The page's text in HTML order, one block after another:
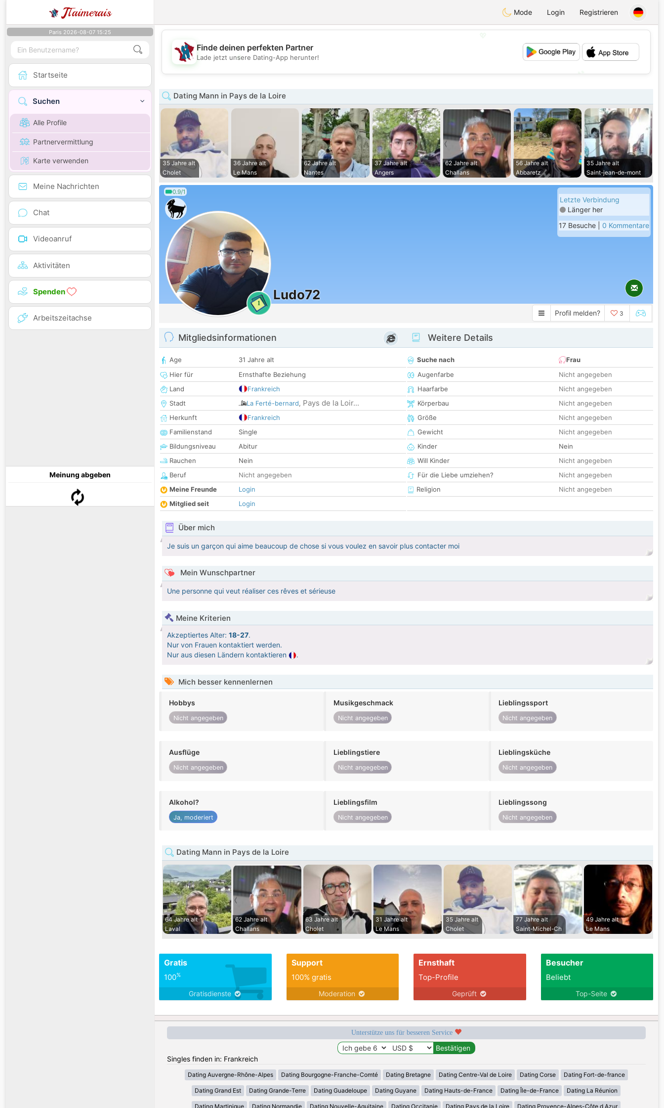
JTaimerais Mode Login Registrieren
Paris 2026-08-07 15:25
Startseite
Suchen
Alle Profile
Partnervermittlung
Karte verwenden
Meine Nachrichten
Chat
Videoanruf
Aktivitäten
Spenden
Arbeitszeitachse
Meinung abgeben
💖
💕
Finde deinen perfekten Partner
Lade jetzt unsere Dating-App herunter!
Dating Mann in Pays de la Loire
35 Jahre alt
Cholet
36 Jahre alt
Le Mans
62 Jahre alt
Nantes
37 Jahre alt
Angers
62 Jahre alt
Challans
56 Jahre alt
Abbaretz
35 Jahre alt
Saint-jean-de-mont
0.9/1
1
Ludo72
Letzte Verbindung
Länger her
17 Besuche | 0 Kommentare
Profil melden? 3
Mitgliedsinformationen
Age
31 Jahre alt
Hier für
Ernsthafte Beziehung
Land
Frankreich
Stadt
La Ferté-bernard, Pays de la Loir...
Herkunft
Frankreich
Familienstand
Single
Bildungsniveau
Abitur
Rauchen
Nein
Beruf
Nicht angegeben
Meine Freunde
Login
Mitglied seit
Login
Weitere Details
Suche nach
Frau
Augenfarbe
Nicht angegeben
Haarfarbe
Nicht angegeben
Körperbau
Nicht angegeben
Größe
Nicht angegeben
Gewicht
Nicht angegeben
Kinder
Nein
Will Kinder
Nicht angegeben
Für die Liebe umziehen?
Nicht angegeben
Religion
Nicht angegeben
Über mich
Je suis un garçon qui aime beaucoup de chose si vous voulez en savoir plus contacter moi
Mein Wunschpartner
Une personne qui veut réaliser ces rêves et sérieuse
Meine Kriterien
Akzeptiertes Alter: 18-27.
Nur von Frauen kontaktiert werden.
Nur aus diesen Ländern kontaktieren
.
Mich besser kennenlernen
Hobbys
Nicht angegeben
Musikgeschmack
Nicht angegeben
Lieblingssport
Nicht angegeben
Ausflüge
Nicht angegeben
Lieblingstiere
Nicht angegeben
Lieblingsküche
Nicht angegeben
Alkohol?
Ja, moderiert
Lieblingsfilm
Nicht angegeben
Lieblingssong
Nicht angegeben
Dating Mann in Pays de la Loire
64 Jahre alt
Laval
62 Jahre alt
Challans
63 Jahre alt
Cholet
31 Jahre alt
Le Mans
35 Jahre alt
Cholet
77 Jahre alt
Saint-Michel-Ch
49 Jahre alt
Le Mans
Gratis
100%
Gratisdienste
Support
100% gratis
Moderation
Ernsthaft
Top-Profile
Geprüft
Besucher
Beliebt
Top-Seite
Unterstütze uns für besseren Service
Singles finden in: Frankreich
Dating Auvergne-Rhône-Alpes Dating Bourgogne-Franche-Comté Dating Bretagne Dating Centre-Val de Loire Dating Corse Dating Fort-de-france
Dating Grand Est Dating Grande-Terre Dating Guadeloupe Dating Guyane Dating Hauts-de-France Dating Île-de-France Dating La Réunion
Dating Martinique Dating Normandie Dating Nouvelle-Aquitaine Dating Occitanie Dating Pays de la Loire Dating Provence-Alpes-Côte d Azur